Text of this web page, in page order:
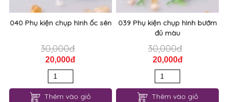
040 Phụ kiện chụp hình ốc sên
30,000đ
20,000đ
Thêm vào giỏ
039 Phụ kiện chụp hình bướm
đủ màu
30,000đ
20,000đ
Thêm vào giỏ